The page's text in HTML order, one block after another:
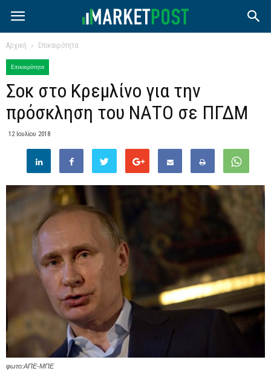
Αρχική Επικαιρότητα
Επικαιρότητα
Σοκ στο Κρεμλίνο για την
πρόσκληση του ΝΑΤΟ σε ΠΓΔΜ
12 Ιουλίου 2018
φωτο:ΑΠΕ-ΜΠΕ